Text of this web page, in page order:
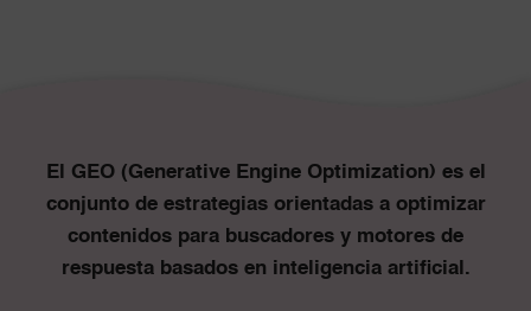
El GEO (Generative Engine Optimization) es el
conjunto de estrategias orientadas a optimizar
contenidos para buscadores y motores de
respuesta basados en inteligencia artificial.